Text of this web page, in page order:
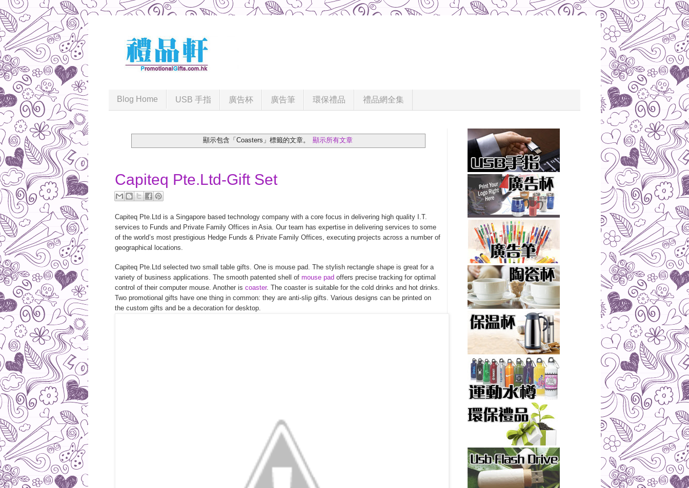
Blog Home USB 手指 廣告杯 廣告筆 環保禮品 禮品網全集
顯示包含「Coasters」標籤的文章。 顯示所有文章
Capiteq Pte.Ltd-Gift Set
Capiteq Pte.Ltd is a Singapore based technology company with a core focus in delivering high quality I.T.
services to Funds and Private Family Offices in Asia. Our team has expertise in delivering services to some
of the world’s most prestigious Hedge Funds & Private Family Offices, executing projects across a number of
geographical locations.
Capiteq Pte.Ltd selected two small table gifts. One is mouse pad. The stylish rectangle shape is great for a
variety of business applications. The smooth patented shell of mouse pad offers precise tracking for optimal
control of their computer mouse. Another is coaster. The coaster is suitable for the cold drinks and hot drinks.
Two promotional gifts have one thing in common: they are anti-slip gifts. Various designs can be printed on
the custom gifts and be a decoration for desktop.